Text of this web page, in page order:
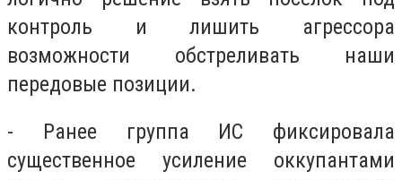
контроль и лишить агрессора
возможности обстреливать наши
передовые позиции.
- Ранее группа ИС фиксировала
существенное усиление оккупантами